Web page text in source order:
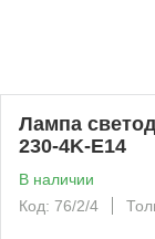
Лампа
230-4K-E14
В наличии
Код: 76/2/4